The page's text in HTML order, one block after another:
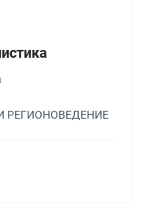
РЕГИОНОВЕДЕНИЕ